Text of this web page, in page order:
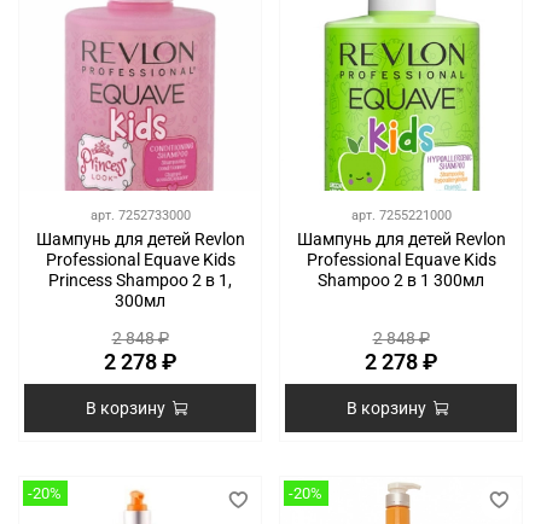
арт. 7252733000
Шампунь для детей Revlon
Professional Equave Kids
Princess Shampoo 2 в 1,
300мл
2 848 ₽
2 278 ₽
В корзину
арт. 7255221000
Шампунь для детей Revlon
Professional Equave Kids
Shampoo 2 в 1 300мл
2 848 ₽
2 278 ₽
В корзину
-20% -20%